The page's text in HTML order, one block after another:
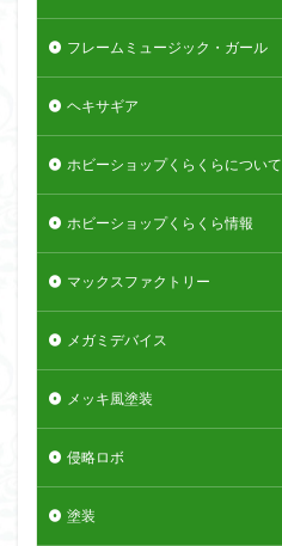
フレームミュージック・ガール
ヘキサギア
ホビーショップくらくらについて
ホビーショップくらくら情報
マックスファクトリー
メガミデバイス
メッキ風塗装
侵略ロボ
塗装